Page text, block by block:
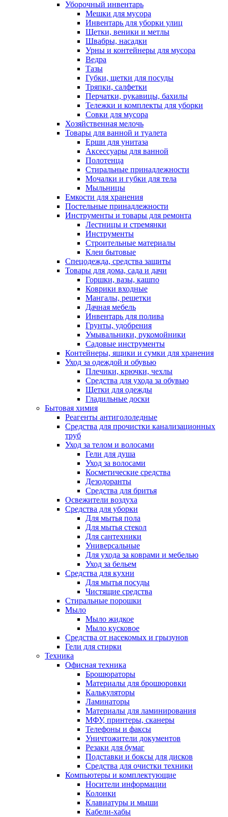
Уборочный инвентарь
Мешки для мусора
Инвентарь для уборки улиц
Щетки, веники и метлы
Швабры, насадки
Урны и контейнеры для мусора
Ведра
Тазы
Губки, щетки для посуды
Тряпки, салфетки
Перчатки, рукавицы, бахилы
Тележки и комплекты для уборки
Совки для мусора
Хозяйственная мелочь
Товары для ванной и туалета
Ерши для унитаза
Аксессуары для ванной
Полотенца
Стиральные принадлежности
Мочалки и губки для тела
Мыльницы
Емкости для хранения
Постельные принадлежности
Инструменты и товары для ремонта
Лестницы и стремянки
Инструменты
Строительные материалы
Клеи бытовые
Спецодежда, средства защиты
Товары для дома, сада и дачи
Горшки, вазы, кашпо
Коврики входные
Мангалы, решетки
Дачная мебель
Инвентарь для полива
Грунты, удобрения
Умывальники, рукомойники
Садовые инструменты
Контейнеры, ящики и сумки для хранения
Уход за одеждой и обувью
Плечики, крючки, чехлы
Средства для ухода за обувью
Щетки для одежды
Гладильные доски
Бытовая химия
Реагенты антигололедные
Средства для прочистки канализационных
труб
Уход за телом и волосами
Гели для душа
Уход за волосами
Косметические средства
Дезодоранты
Средства для бритья
Освежители воздуха
Средства для уборки
Для мытья пола
Для мытья стекол
Для сантехники
Универсальные
Для ухода за коврами и мебелью
Уход за бельем
Средства для кухни
Для мытья посуды
Чистящие средства
Стиральные порошки
Мыло
Мыло жидкое
Мыло кусковое
Средства от насекомых и грызунов
Гели для стирки
Техника
Офисная техника
Брошюраторы
Материалы для брошюровки
Калькуляторы
Ламинаторы
Материалы для ламинирования
МФУ, принтеры, сканеры
Телефоны и факсы
Уничтожители документов
Резаки для бумаг
Подставки и боксы для дисков
Средства для очистки техники
Компьютеры и комплектующие
Носители информации
Колонки
Клавиатуры и мыши
Кабели-хабы